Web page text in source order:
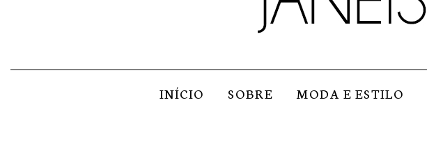
INÍCIO SOBRE MODA E ESTILO